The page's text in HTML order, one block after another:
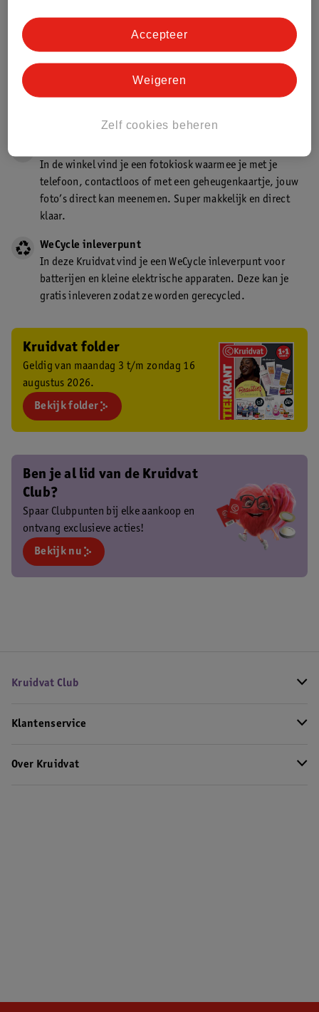
winkel. Zo hoef je niet thuis te blijven voor de Kruidvat
Kruidvat is een gecertificeerd drogist. Dit betekent dat je
winkel én online!
In de winkel vind je een fotokiosk waarmee je met je
telefoon, contactloos of met een geheugenkaartje, jouw
foto’s direct kan meenemen. Super makkelijk en direct
klaar.
WeCycle inleverpunt
In deze Kruidvat vind je een WeCycle inleverpunt voor
batterijen en kleine elektrische apparaten. Deze kan je
gratis inleveren zodat ze worden gerecycled.
Kruidvat folder
Geldig van maandag 3 t/m zondag 16
augustus 2026.
Bekijk folder
Ben je al lid van de Kruidvat
Club?
Spaar Clubpunten bij elke aankoop en
ontvang exclusieve acties!
Bekijk nu
Kruidvat Club
Klantenservice
Over Kruidvat
Zelf cookies beheren
Weigeren
Accepteer